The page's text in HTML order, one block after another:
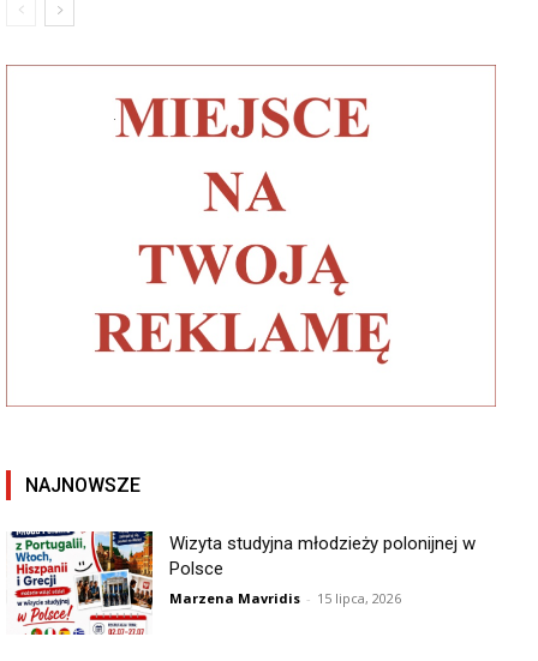
NAJNOWSZE
Wizyta studyjna młodzieży polonijnej w
Polsce
Marzena Mavridis - 15 lipca, 2026